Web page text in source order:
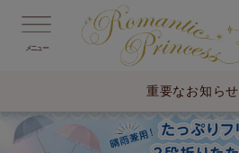
メニュー
重要なお知らせ